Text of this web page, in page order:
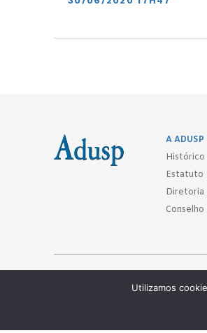
A ADUSP
Histórico
Estatuto
Diretoria
Conselho
Av. Prof. Almeida Prado, 1366 - São
Telefones: (11) 3091-4465 / 66 ● (11)
Utilizamos